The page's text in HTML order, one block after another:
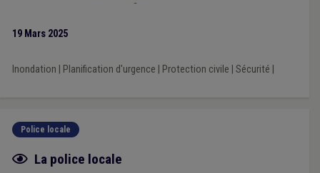
19 Mars 2025
Inondation Planification d'urgence Protection civile Sécurité
Police locale
Fiche focus
La police locale